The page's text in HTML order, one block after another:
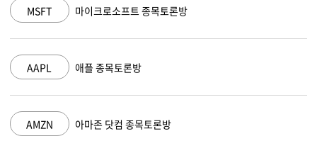
MSFT 마이크로소프트 종목토론방
AAPL 애플 종목토론방
AMZN 아마존 닷컴 종목토론방